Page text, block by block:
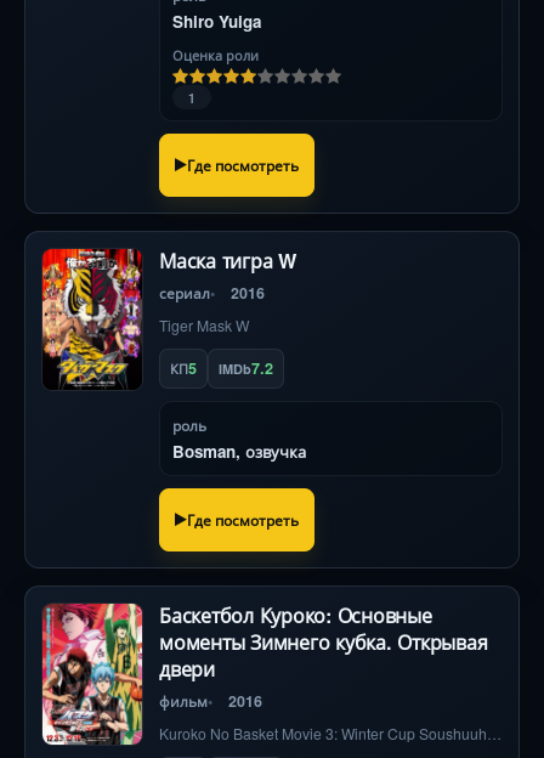
Shiro Yuiga
Оценка роли
1
Где посмотреть
Маска тигра W
сериал 2016
Tiger Mask W
КП5 IMDb7.2
роль
Bosman, озвучка
Где посмотреть
Баскетбол Куроко: Основные
моменты Зимнего кубка. Открывая
двери
фильм 2016